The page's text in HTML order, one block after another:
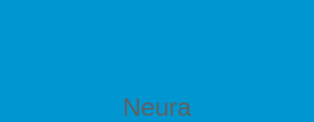
Neura